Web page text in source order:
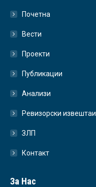
Почетна
Вести
Проекти
Публикации
Анализи
Ревизорски извештаи
ЗЛП
Контакт
За Нас